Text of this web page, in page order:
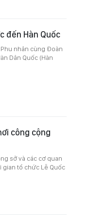
đến Hàn Quốc
Phu nhân cùng Đoàn
Dân Quốc (Hàn
công cộng
sở và các cơ quan
gian tổ chức Lễ Quốc